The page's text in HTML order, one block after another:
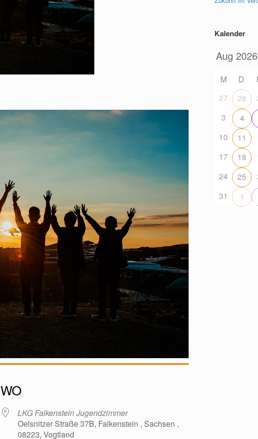
WO
LKG Falkenstein Jugendzimmer
Oelsnitzer Straße 37B, Falkenstein , Sachsen ,
08223, Vogtland
Kalender
M D
27
28
3
4
10
11
17
18
24
25
31
1